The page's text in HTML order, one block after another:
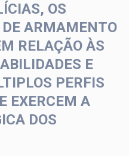
OS
ARMAMENTO
RELAÇÃO ÀS
E
PERFIS
EXERCEM A
DOS